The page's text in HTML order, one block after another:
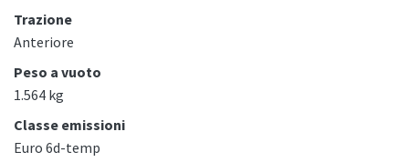
Trazione
Anteriore
Peso a vuoto
1.564 kg
Classe emissioni
Euro 6d-temp